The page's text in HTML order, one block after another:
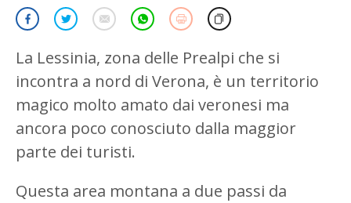
La Lessinia, zona delle Prealpi che si
incontra a nord di Verona, è un territorio
magico molto amato dai veronesi ma
ancora poco conosciuto dalla maggior
parte dei turisti.
Questa area montana a due passi da